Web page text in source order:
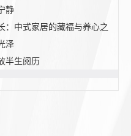
静
：中式家居的藏福与养心之
泽
半生阅历